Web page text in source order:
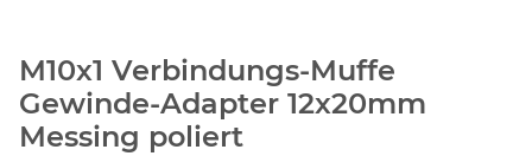
M10x1 Verbindungs-Muffe
Gewinde-Adapter 12x20mm
Messing poliert